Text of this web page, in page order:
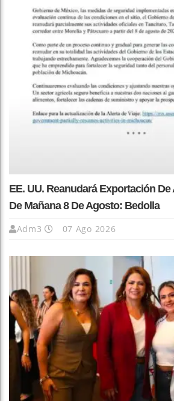
EE. UU. Reanudará Exportación De
De Mañana 8 De Agosto: Bedolla
Adm3 07 Ago 2026